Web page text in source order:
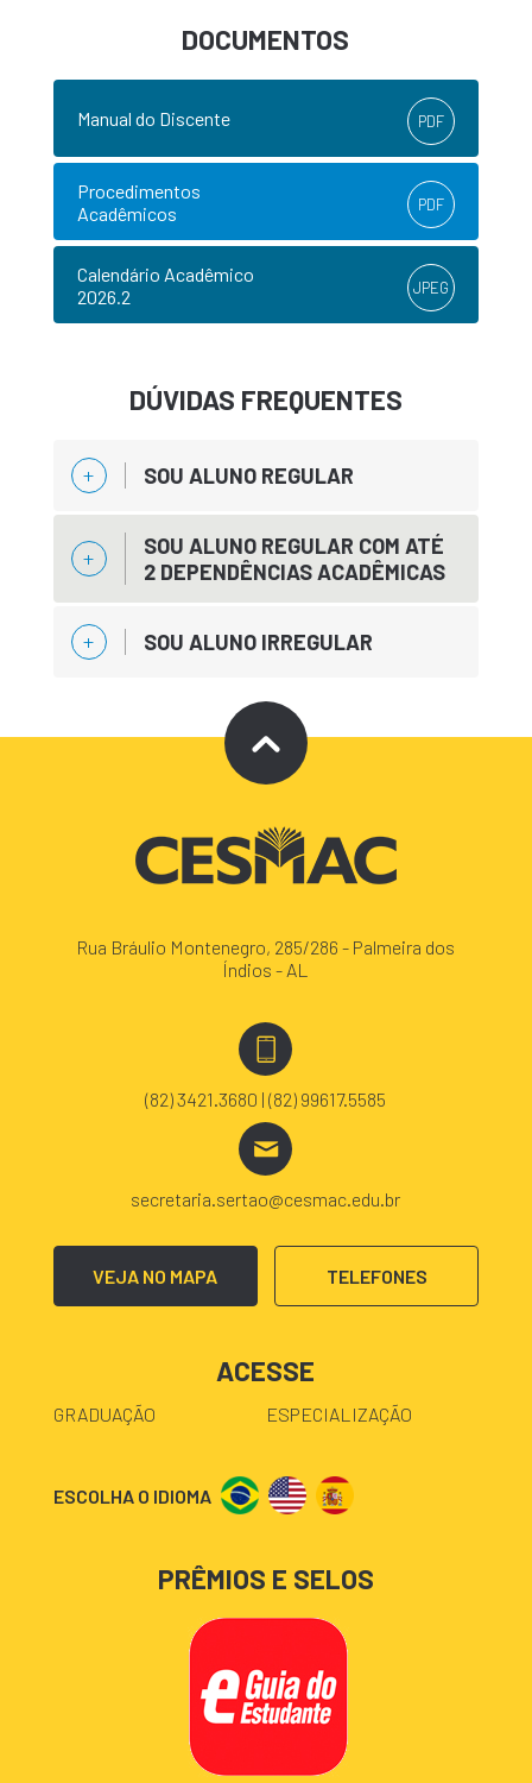
DOCUMENTOS
Manual do Discente PDF
Procedimentos
Acadêmicos
PDF
Calendário Acadêmico
2026.2
JPEG
DÚVIDAS FREQUENTES
SOU ALUNO REGULAR
SOU ALUNO REGULAR COM ATÉ
2 DEPENDÊNCIAS ACADÊMICAS
SOU ALUNO IRREGULAR
Rua Bráulio Montenegro, 285/286 - Palmeira dos
Índios - AL
(82) 3421.3680 | (82) 99617.5585
secretaria.sertao@cesmac.edu.br
VEJA NO MAPA TELEFONES
ACESSE
GRADUAÇÃO ESPECIALIZAÇÃO
ESCOLHA O IDIOMA
PRÊMIOS E SELOS